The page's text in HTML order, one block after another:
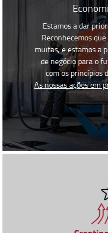
Estamos a dar
Reconhecemos
muitas, e estamos a
de negócio para o
com os princípios
As nossas ações em